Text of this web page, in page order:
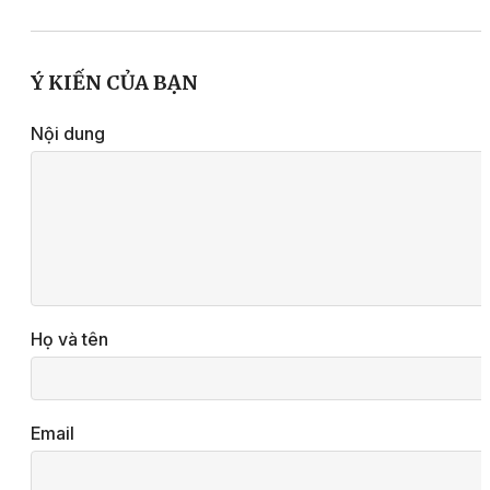
Ý KIẾN CỦA BẠN
Nội dung
Họ và tên
Email